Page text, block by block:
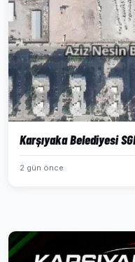
Karşıyaka Belediyesi
2 gün önce